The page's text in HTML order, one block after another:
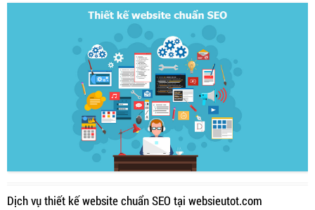
Dịch vụ thiết kế website chuẩn SEO tại websieutot.com